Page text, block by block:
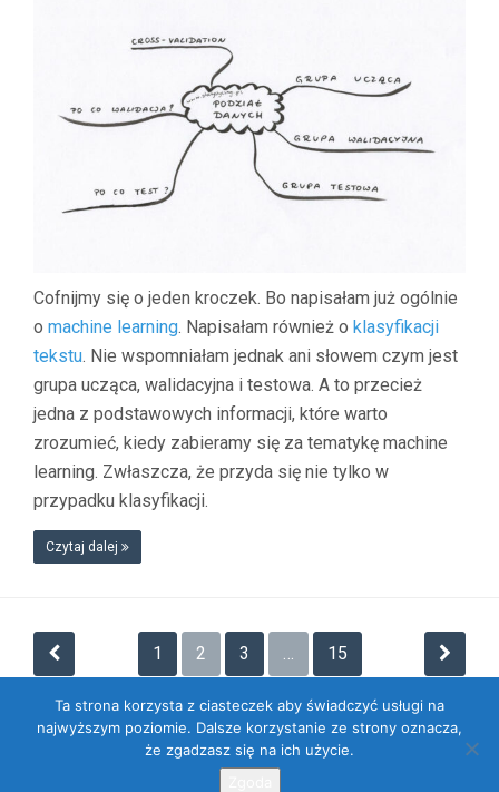
Cofnijmy się o jeden kroczek. Bo napisałam już ogólnie
o machine learning. Napisałam również o klasyfikacji
tekstu. Nie wspomniałam jednak ani słowem czym jest
grupa ucząca, walidacyjna i testowa. A to przecież
jedna z podstawowych informacji, które warto
zrozumieć, kiedy zabieramy się za tematykę machine
learning. Zwłaszcza, że przyda się nie tylko w
przypadku klasyfikacji.
Czytaj dalej
Stronicowanie
wpisów
1 2 3 … 15
Dumnie wspierane przez WordPressa. Szablon: Flat 1.7.11 by
Themeisle
Ta strona korzysta z ciasteczek aby świadczyć usługi na
najwyższym poziomie. Dalsze korzystanie ze strony oznacza,
że zgadzasz się na ich użycie.